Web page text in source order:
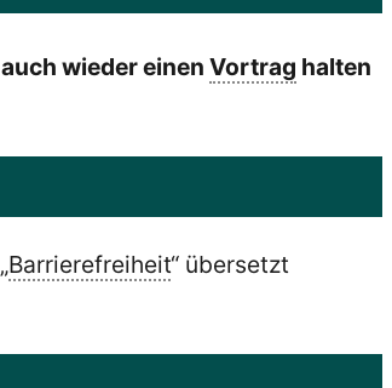
wieder einen Vortrag halten
Barrierefreiheit“ übersetzt